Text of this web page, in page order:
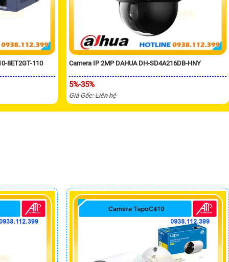
8ET2GT-110 Camera IP 2MP DAHUA DH-SD4A216DB-HNY
5%-35%
Giá Gốc: Liên hệ